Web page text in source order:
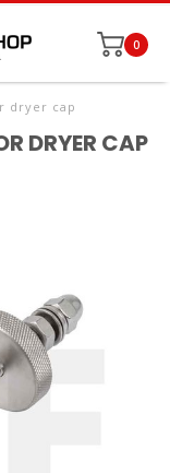
0
dryer cap
DRYER CAP